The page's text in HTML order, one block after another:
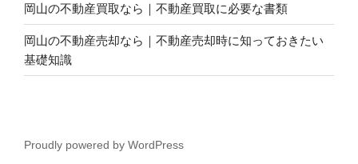
岡山の不動産買取なら｜不動産買取に必要な書類
岡山の不動産売却なら｜不動産売却時に知っておきたい
基礎知識
Proudly powered by WordPress